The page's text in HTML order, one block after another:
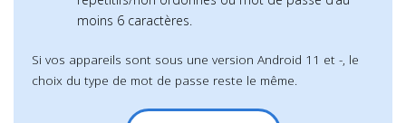
moins 6 caractères.
Si vos appareils sont sous une version Android 11 et -, le
choix du type de mot de passe reste le même.